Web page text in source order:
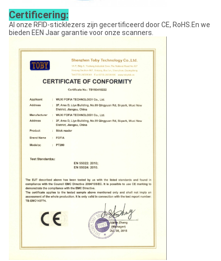
Certificering:
Al onze RFID-sticklezers zijn gecertificeerd door CE, RoHS.En we
bieden EEN Jaar garantie voor onze scanners.